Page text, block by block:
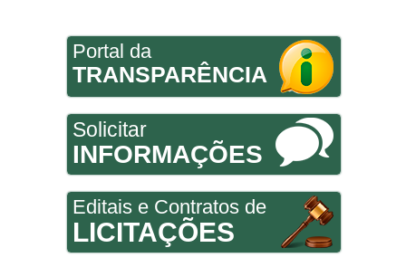
Portal da
TRANSPARÊNCIA
Solicitar
INFORMAÇÕES
Editais e Contratos de
LICITAÇÕES